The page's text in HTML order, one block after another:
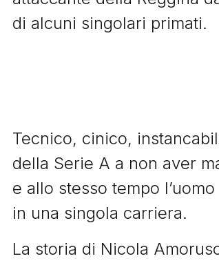
di alcuni singolari primati.
Tecnico, cinico,
della Serie A a non aver
e allo stesso tempo
in una singola carriera.
La storia di Nicola